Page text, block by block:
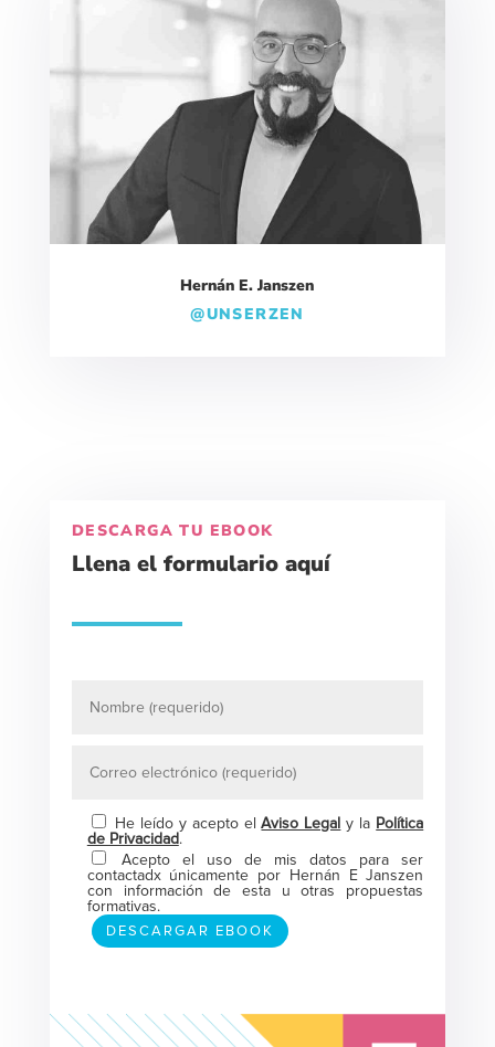
Hernán E. Janszen
@UNSERZEN
DESCARGA TU EBOOK
Llena el formulario aquí
He leído y acepto elAviso Legal y la Política
de Privacidad.
Acepto el uso de mis datos para ser
contactadx únicamente por Hernán E Janszen
con información de esta u otras propuestas
formativas.